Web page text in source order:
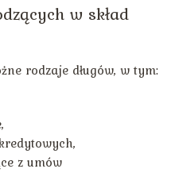
w skład
rodzaje długów, w tym:
z umów